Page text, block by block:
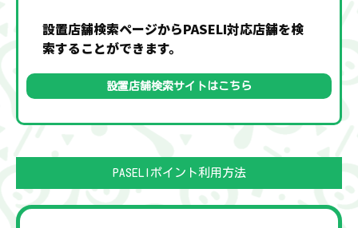
設置店舗検索ページからPASELI対応店舗を検
索することができます。
設置店舗検索サイトはこちら
PASELIポイント利用方法